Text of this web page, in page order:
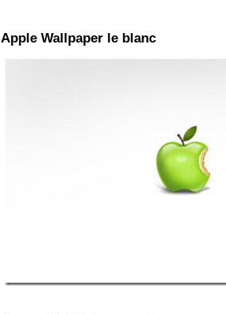
Apple Wallpaper le blanc